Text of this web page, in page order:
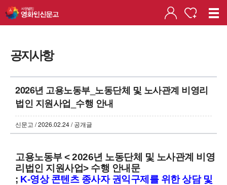
공지사항
2026년 고용노동부_노동단체 및 노사관계 비영리
법인 지원사업_수행 안내
신문고 / 2026.02.24 / 공개글
고용노동부 < 2026년 노동단체 및 노사관계 비영
리법인 지원사업> 수행 안내문
; K-영상 콘텐츠 종사자 권익구제를 위한 상담 및